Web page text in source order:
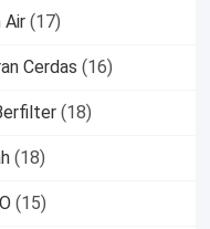
Air (17)
Cerdas (16)
(18)
(18)
(15)